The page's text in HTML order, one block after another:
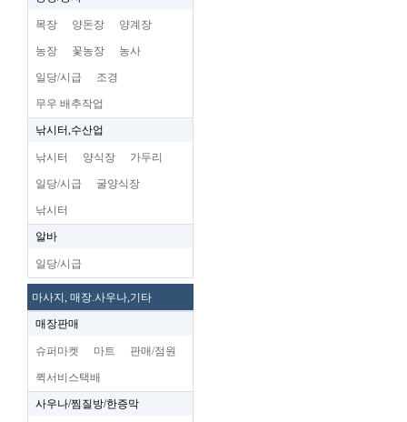
목장 양돈장 양계장
농장 꽃농장 농사
일당/시급 조경
무우 배추작업
낚시터,수산업
낚시터 양식장 가두리
일당/시급 굴양식장
낚시터
알바
일당/시급
마사지, 매장.사우나,기타
매장판매
슈퍼마켓 마트 판매/점원
퀵서비스택배
사우나/찜질방/한증막